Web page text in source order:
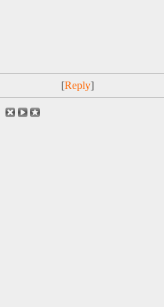
[ ]